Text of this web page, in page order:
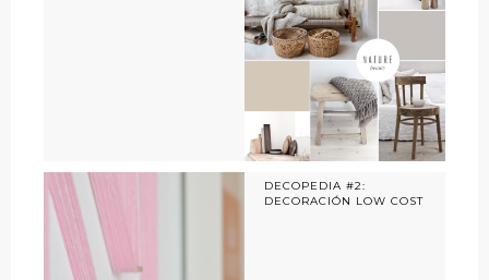
DECOPEDIA #2:
DECORACIÓN LOW COST